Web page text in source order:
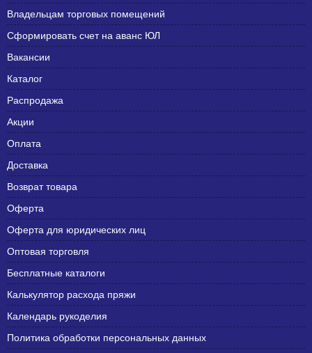
Владельцам торговых помещений
Сформировать счет на аванс ЮЛ
Вакансии
Каталог
Распродажа
Акции
Оплата
Доставка
Возврат товара
Оферта
Оферта для юридических лиц
Оптовая торговля
Бесплатные каталоги
Калькулятор расхода пряжи
Календарь рукоделия
Политика обработки персональных данных